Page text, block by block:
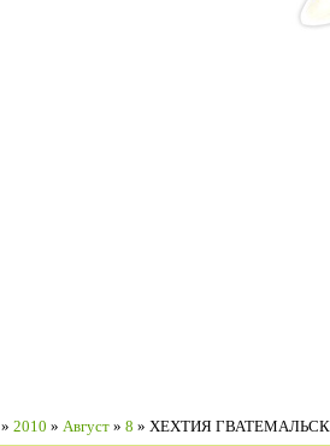
» 2010 » Август » 8 » ХЕХТИЯ